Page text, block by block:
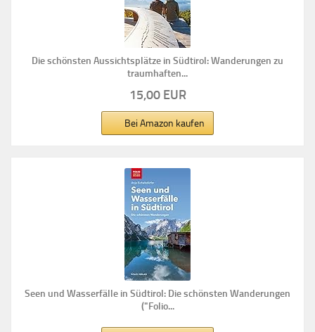
Die schönsten Aussichtsplätze in Südtirol: Wanderungen zu
traumhaften...
15,00 EUR
Bei Amazon kaufen
Seen und Wasserfälle in Südtirol: Die schönsten Wanderungen
("Folio...